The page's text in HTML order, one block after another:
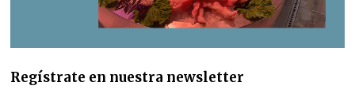
Regístrate en nuestra newsletter